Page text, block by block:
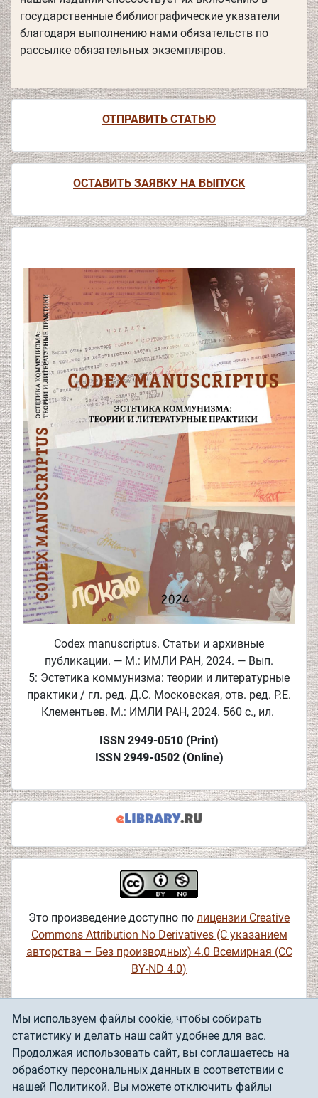
Мы используем файлы cookie, чтобы собирать
статистику и делать наш сайт удобнее для вас.
Продолжая использовать сайт, вы соглашаетесь на
обработку персональных данных в соответствии с
нашей Политикой. Вы можете отключить файлы
государственные библиографические указатели
благодаря выполнению нами обязательств по
рассылке обязательных экземпляров.
ОТПРАВИТЬ СТАТЬЮ
ОСТАВИТЬ ЗАЯВКУ НА ВЫПУСК
Codex manuscriptus. Статьи и архивные
публикации. — М.: ИМЛИ РАН, 2024. — Вып.
5: Эстетика коммунизма: теории и литературные
практики / гл. ред. Д.С. Московская, отв. ред. Р.Е.
Клементьев. М.: ИМЛИ РАН, 2024. 560 с., ил.
ISSN 2949-0510 (Print)
ISSN 2949-0502(Online)
Это произведение доступно по лицензии Creative
Commons Attribution No Derivatives (С указанием
авторства – Без производных) 4.0 Всемирная (CC
BY-ND 4.0)
Институт мировой литературы им. А.М.
Горького Российской академии наук
(ИМЛИ РАН)
Политика
использования